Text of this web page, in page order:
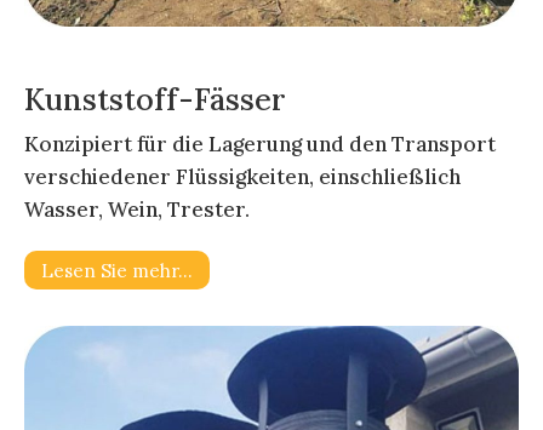
Kunststoff-Fässer
Konzipiert für die Lagerung und den Transport
verschiedener Flüssigkeiten, einschließlich
Wasser, Wein, Trester.
Lesen Sie mehr…